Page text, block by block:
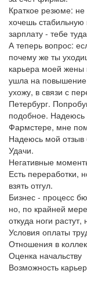
Краткое резюме:
хочешь
зарплату - тебе
А теперь вопрос:
почему же ты
карьера моей
ушла на
ухожу, в связи с
Петербург.
подобное.
Фармстере, мне
Надеюсь мой отзыв
Удачи.
Негативные
Есть переработки,
взять отгул.
Бизнес - процесс
но, по крайней
откуда ноги растут,
Условия оплаты
Отношения в
Оценка начальству
Возможность